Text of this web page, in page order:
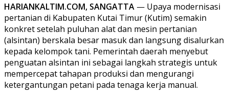
HARIANKALTIM.COM, SANGATTA — Upaya modernisasi
pertanian di Kabupaten Kutai Timur (Kutim) semakin
konkret setelah puluhan alat dan mesin pertanian
(alsintan) berskala besar masuk dan langsung disalurkan
kepada kelompok tani. Pemerintah daerah menyebut
penguatan alsintan ini sebagai langkah strategis untuk
mempercepat tahapan produksi dan mengurangi
ketergantungan petani pada tenaga kerja manual.